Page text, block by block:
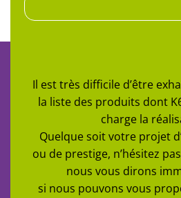
Il est très difficile d’être
la liste des produits dont
charge la
Quelque soit votre projet
ou de prestige, n’hésitez
nous vous dirons
si nous pouvons vous